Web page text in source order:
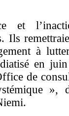
et
Ils
à
en
de
»,